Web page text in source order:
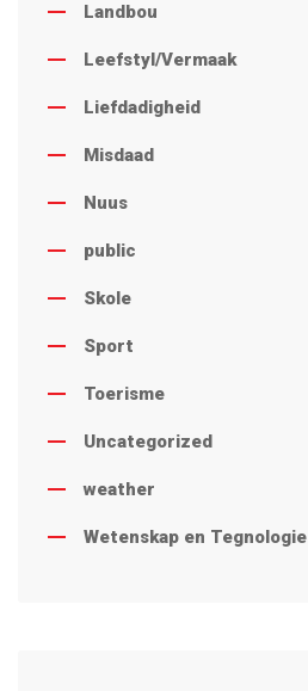
Landbou
Leefstyl/Vermaak
Liefdadigheid
Misdaad
Nuus
public
Skole
Sport
Toerisme
Uncategorized
weather
Wetenskap en Tegnologie